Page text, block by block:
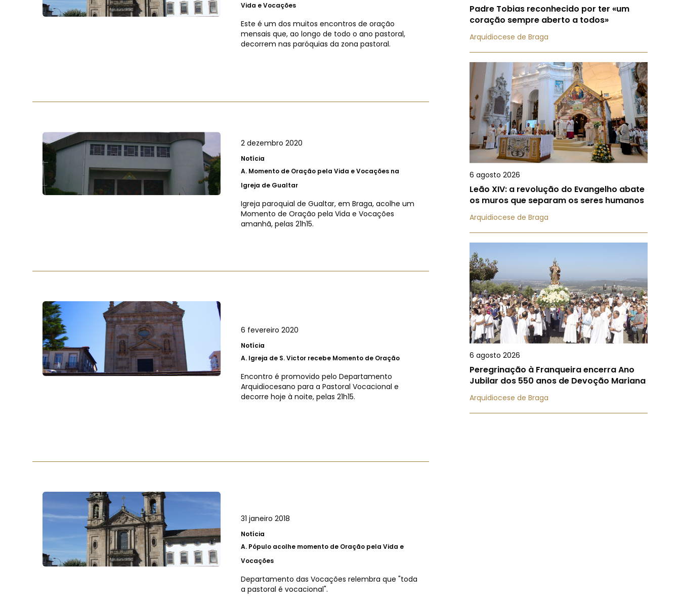
Vida e Vocações
Este é um dos muitos encontros de oração
mensais que, ao longo de todo o ano pastoral,
decorrem nas paróquias da zona pastoral.
2 dezembro 2020
Notícia
A. Momento de Oração pela Vida e Vocações na
Igreja de Gualtar
Igreja paroquial de Gualtar, em Braga, acolhe um
Momento de Oração pela Vida e Vocações
amanhã, pelas 21h15.
6 fevereiro 2020
Notícia
A. Igreja de S. Victor recebe Momento de Oração
Encontro é promovido pelo Departamento
Arquidiocesano para a Pastoral Vocacional e
decorre hoje à noite, pelas 21h15.
31 janeiro 2018
Notícia
A. Pópulo acolhe momento de Oração pela Vida e
Vocações
Departamento das Vocações relembra que "toda
a pastoral é vocacional".
Padre Tobias reconhecido por ter «um
coração sempre aberto a todos»
Arquidiocese de Braga
6 agosto 2026
Leão XIV: a revolução do Evangelho abate
os muros que separam os seres humanos
Arquidiocese de Braga
6 agosto 2026
Peregrinação à Franqueira encerra Ano
Jubilar dos 550 anos de Devoção Mariana
Arquidiocese de Braga